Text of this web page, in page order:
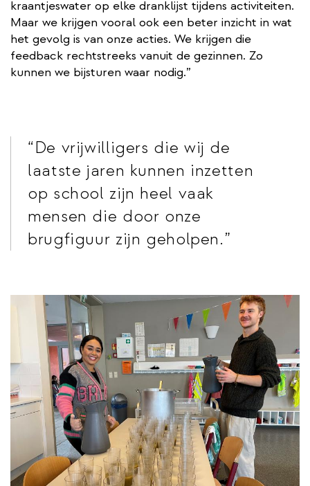
kraantjeswater op elke dranklijst tijdens activiteiten.
Maar we krijgen vooral ook een beter inzicht in wat
het gevolg is van onze acties. We krijgen die
feedback rechtstreeks vanuit de gezinnen. Zo
kunnen we bijsturen waar nodig.”
De vrijwilligers die wij de
laatste jaren kunnen inzetten
op school zijn heel vaak
mensen die door onze
brugfiguur zijn geholpen.